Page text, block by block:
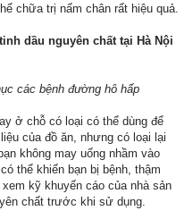
chữa trị nấm chân rất hiệu quả.
dầu nguyên chất tại Hà Nội
các bệnh đường hô hấp
ở chỗ có loại có thể dùng để
của đồ ăn, nhưng có loại lại
không may uống nhầm vào
thể khiến bạn bị bệnh, thậm
kỹ khuyến cáo của nhà sản
chất trước khi sử dụng.